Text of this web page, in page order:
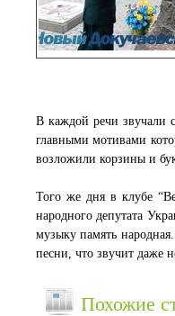
В каждой речи звучали
главными мотивами
возложили корзины и
Того же дня в клубе
народного депутата
музыку память
песни, что звучит даже
Похожие